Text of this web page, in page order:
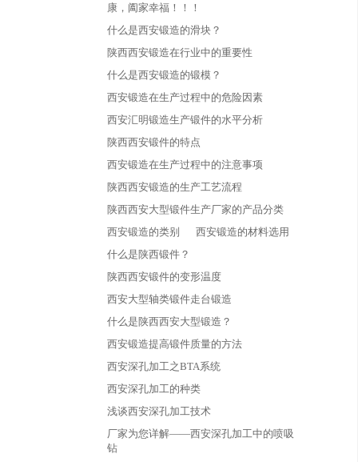
康，阖家幸福！！！
什么是西安锻造的滑块？
陕西西安锻造在行业中的重要性
什么是西安锻造的锻模？
西安锻造在生产过程中的危险因素
西安汇明锻造生产锻件的水平分析
陕西西安锻件的特点
西安锻造在生产过程中的注意事项
陕西西安锻造的生产工艺流程
陕西西安大型锻件生产厂家的产品分类
西安锻造的类别
西安锻造的材料选用
什么是陕西锻件？
陕西西安锻件的变形温度
西安大型轴类锻件走台锻造
什么是陕西西安大型锻造？
西安锻造提高锻件质量的方法
西安深孔加工之BTA系统
西安深孔加工的种类
浅谈西安深孔加工技术
厂家为您详解——西安深孔加工中的喷吸
钻